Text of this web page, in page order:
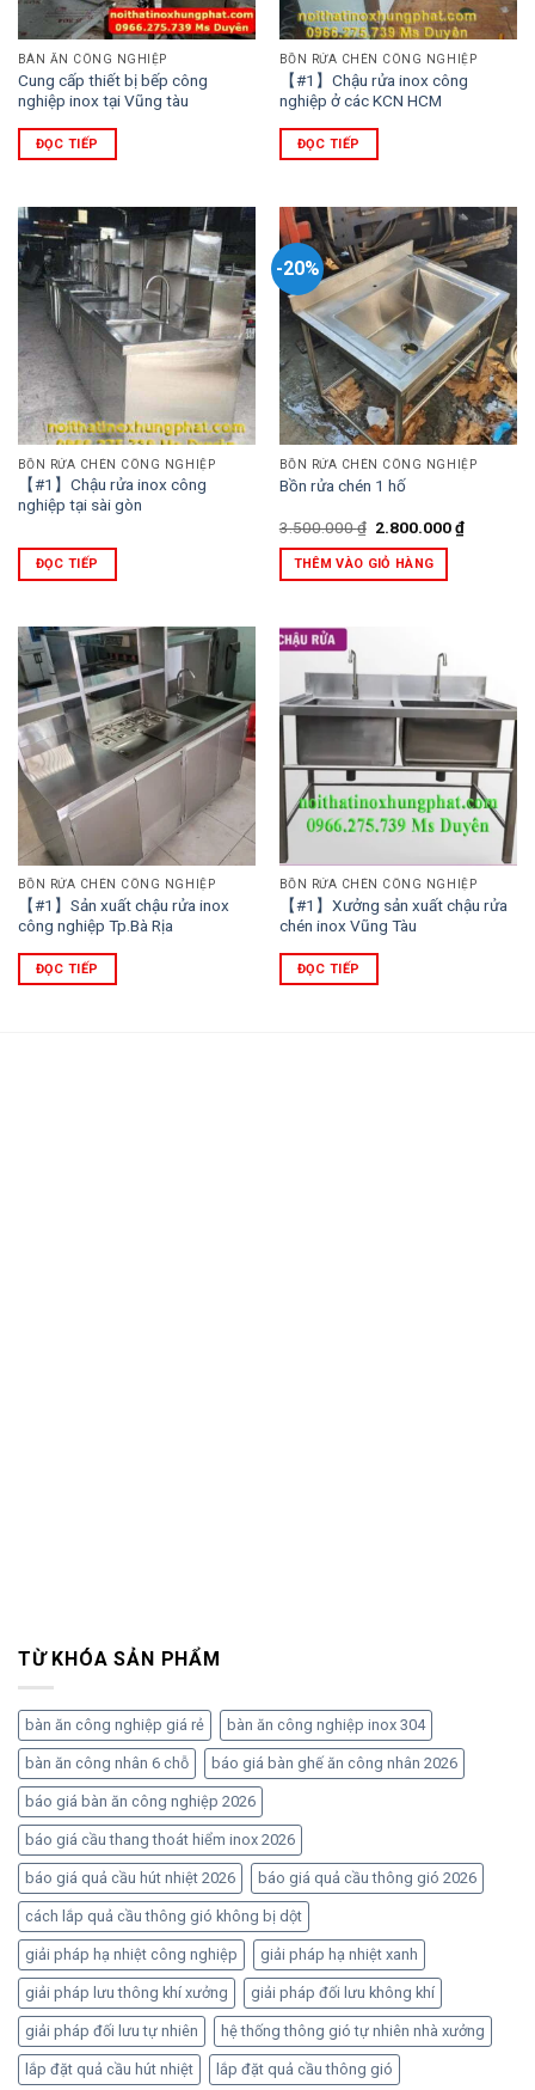
BÀN ĂN CÔNG NGHIỆP
Cung cấp thiết bị bếp công
nghiệp inox tại Vũng tàu
ĐỌC TIẾP
BỒN RỬA CHÉN CÔNG NGHIỆP
【#1】Chậu rửa inox công
nghiệp ở các KCN HCM
ĐỌC TIẾP
BỒN RỬA CHÉN CÔNG NGHIỆP
【#1】Chậu rửa inox công
nghiệp tại sài gòn
ĐỌC TIẾP
-20%
BỒN RỬA CHÉN CÔNG NGHIỆP
Bồn rửa chén 1 hố
3.500.000₫ Giá
là:
3.500.000 ₫.
2.800.000₫Giá
hiện
THÊM VÀO GIỎ HÀNG
BỒN RỬA CHÉN CÔNG NGHIỆP
【#1】Sản xuất chậu rửa inox
công nghiệp Tp.Bà Rịa
ĐỌC TIẾP
BỒN RỬA CHÉN CÔNG NGHIỆP
【#1】Xưởng sản xuất chậu rửa
chén inox Vũng Tàu
ĐỌC TIẾP
TỪ KHÓA SẢN PHẨM
bàn ăn công nghiệp giá rẻ bàn ăn công nghiệp inox 304
bàn ăn công nhân 6 chỗ báo giá bàn ghế ăn công nhân 2026
báo giá bàn ăn công nghiệp 2026
báo giá cầu thang thoát hiểm inox 2026
báo giá quả cầu hút nhiệt 2026 báo giá quả cầu thông gió 2026
cách lắp quả cầu thông gió không bị dột
giải pháp hạ nhiệt công nghiệp giải pháp hạ nhiệt xanh
giải pháp lưu thông khí xưởng giải pháp đối lưu không khí
giải pháp đối lưu tự nhiên hệ thống thông gió tự nhiên nhà xưởng
lắp đặt quả cầu hút nhiệt lắp đặt quả cầu thông gió